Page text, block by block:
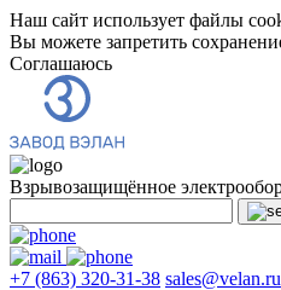
Наш сайт использует файлы
Вы можете запретить
Соглашаюсь
Взрывозащищённое
+7 (863) 320-31-38 sales@velan.ru